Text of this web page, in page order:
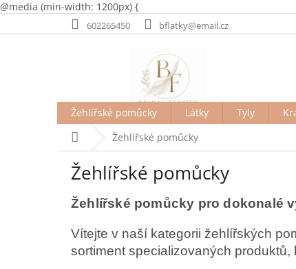
@media (min-width: 1200px) {
na
602265450 bflatky@email.cz
Žehlířské pomůcky Látky Tyly
Domů Žehlířské pomůcky
Žehlířské pomůcky
Žehlířské pomůcky pro dokonalé
Vítejte v naší kategorii žehlířských
sortiment specializovaných